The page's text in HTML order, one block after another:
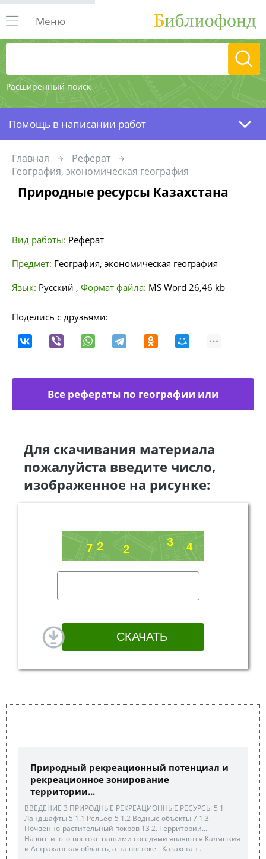
Расширенный поиск
Меню
Помощь в написании работ
Главная
Реферат
География, экономическая география
Природные ресурсы Казахстана
Вид работы: Реферат
Предмет: География, экономическая география
Язык: Русский , Формат файла: MS Word 26,46 kb
Поделись с друзьями:
Все рефераты по географии или
Для скачивания материала
пожалуйста введите число,
изображенное на рисунке:
Природный рекреационный потенциал и
рекреационное зонирование
территории...
ВВЕДЕНИЕ 3 ПРИРОДНЫЕ РЕКРЕАЦИОННЫЕ РЕСУРСЫ 5 1
Ландшафты 5 1.1 Рельеф 5 1.2 Водные объекты 7 1.3
Почвенно-растительный покров 13 2. Территории...
На юге и юго-востоке нашими соседями являются Калмыкия
и Астраханская область, а на востоке - Казахстан .